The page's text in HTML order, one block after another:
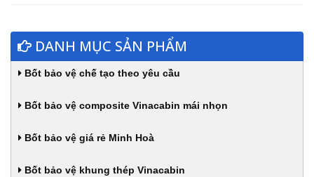
DANH MỤC SẢN PHẨM
Bốt bảo vệ chế tạo theo yêu cầu
Bốt bảo vệ composite Vinacabin mái nhọn
Bốt bảo vệ giá rẻ Minh Hoà
Bốt bảo vệ khung thép Vinacabin